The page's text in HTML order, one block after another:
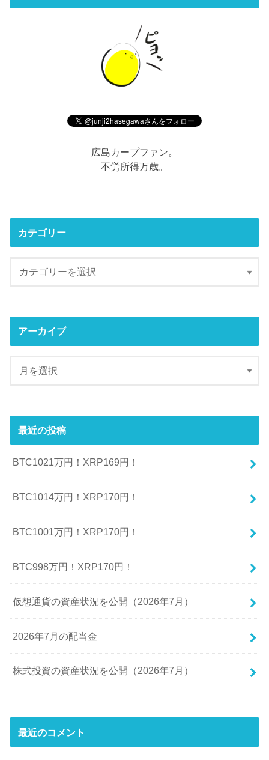
広島カープファン。
不労所得万歳。
カテゴリー
アーカイブ
最近の投稿
BTC1021万円！XRP169円！
BTC1014万円！XRP170円！
BTC1001万円！XRP170円！
BTC998万円！XRP170円！
仮想通貨の資産状況を公開（2026年7月）
2026年7月の配当金
株式投資の資産状況を公開（2026年7月）
最近のコメント